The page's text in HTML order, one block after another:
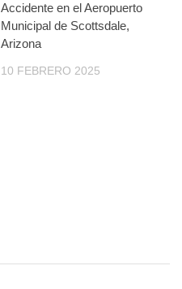
Accidente en el Aeropuerto
Municipal de Scottsdale,
Arizona
10 FEBRERO 2025